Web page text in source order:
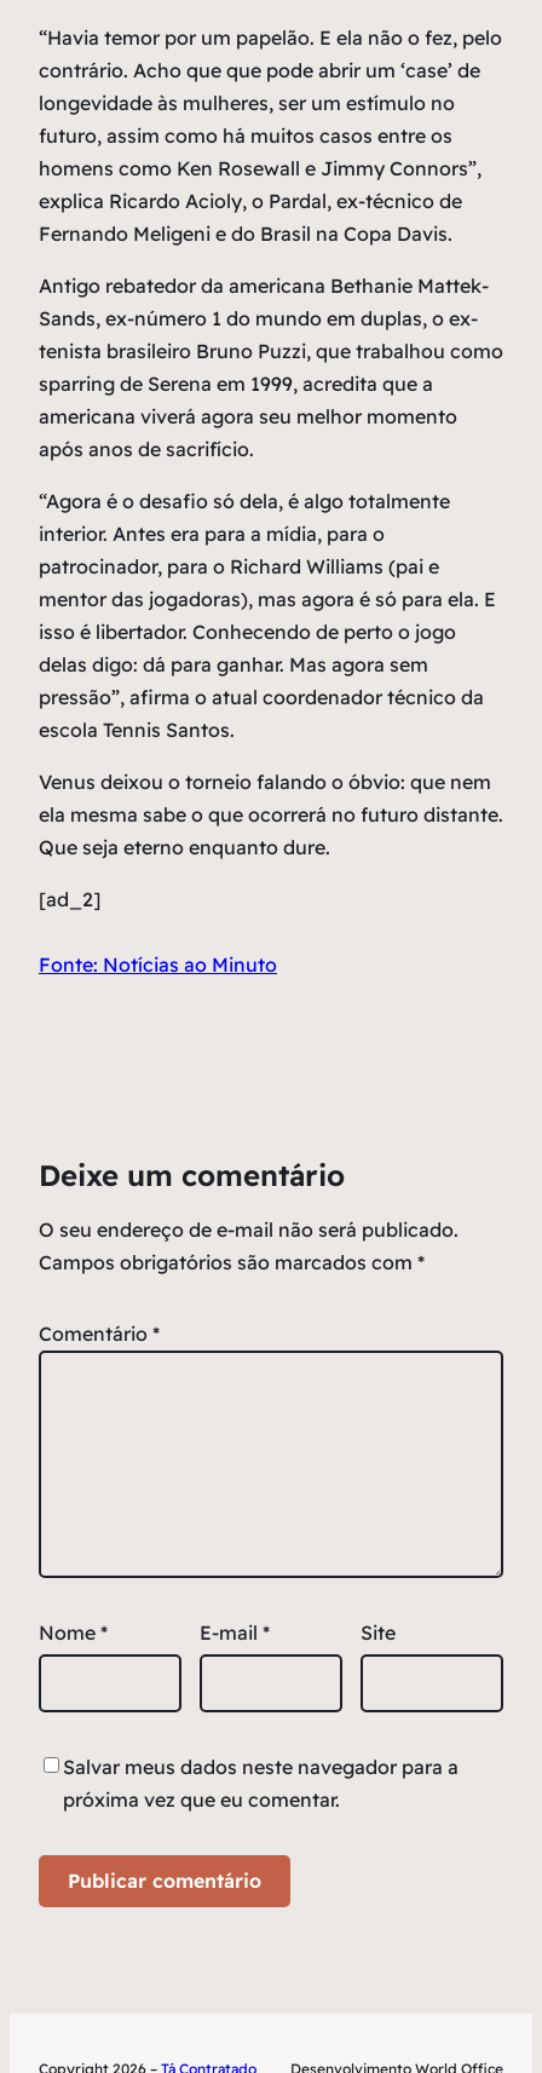
“Havia temor por um papelão. E ela não o fez, pelo
contrário. Acho que que pode abrir um ‘case’ de
longevidade às mulheres, ser um estímulo no
futuro, assim como há muitos casos entre os
homens como Ken Rosewall e Jimmy Connors”,
explica Ricardo Acioly, o Pardal, ex-técnico de
Fernando Meligeni e do Brasil na Copa Davis.
Antigo rebatedor da americana Bethanie Mattek-
Sands, ex-número 1 do mundo em duplas, o ex-
tenista brasileiro Bruno Puzzi, que trabalhou como
sparring de Serena em 1999, acredita que a
americana viverá agora seu melhor momento
após anos de sacrifício.
“Agora é o desafio só dela, é algo totalmente
interior. Antes era para a mídia, para o
patrocinador, para o Richard Williams (pai e
mentor das jogadoras), mas agora é só para ela. E
isso é libertador. Conhecendo de perto o jogo
delas digo: dá para ganhar. Mas agora sem
pressão”, afirma o atual coordenador técnico da
escola Tennis Santos.
Venus deixou o torneio falando o óbvio: que nem
ela mesma sabe o que ocorrerá no futuro distante.
Que seja eterno enquanto dure.
[ad_2]
Fonte: Notícias ao Minuto
Deixe um comentário
O seu endereço de e-mail não será publicado.
Campos obrigatórios são marcados com *
Comentário *
Nome * E-mail * Site
Salvar meus dados neste navegador para a
próxima vez que eu comentar.
Copyright 2026 – Tá Contratado Desenvolvimento World Office